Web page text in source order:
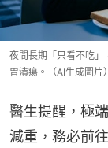
夜間長期「只看不吃」
胃潰瘍。（AI生成圖片）
醫生提醒，極
減重，務必前